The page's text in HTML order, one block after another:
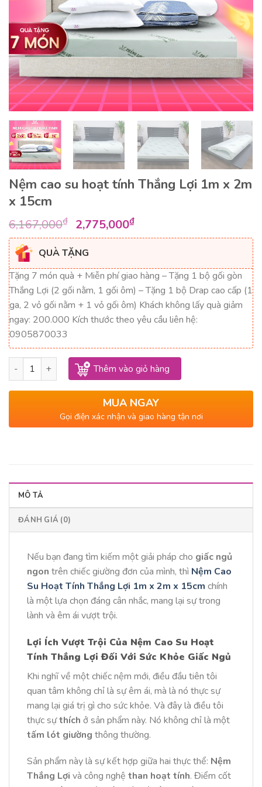
Nệm cao su hoạt tính Thắng Lợi 1m x 2m
x 15cm
6,167,000₫ Giá
gốc
là:
6,167,000₫.
2,775,000₫Giá
hiện
là:
2,775,000₫.
QUÀ TẶNG
Tặng 7 món quà + Miễn phí giao hàng – Tặng 1 bộ gối gòn
Thắng Lợi (2 gối nằm, 1 gối ôm) – Tặng 1 bộ Drap cao cấp (1
ga, 2 vỏ gối nằm + 1 vỏ gối ôm) Khách không lấy quà giảm
ngay: 200.000 Kích thước theo yêu cầu liên hệ:
0905870033
Nệm cao su hoạt tính Thắng Lợi 1m x 2m x 15cm số lượng
Thêm vào giỏ hàng
MUA NGAY
Gọi điện xác nhận và giao hàng tận nơi
MÔ TẢ
ĐÁNH GIÁ (0)
Nếu bạn đang tìm kiếm một giải pháp cho giấc ngủ
ngon trên chiếc giường đơn của mình, thì Nệm Cao
Su Hoạt Tính Thắng Lợi 1m x 2m x 15cm chính
là một lựa chọn đáng cân nhắc, mang lại sự trong
lành và êm ái vượt trội.
Lợi Ích Vượt Trội Của Nệm Cao Su Hoạt
Tính Thắng Lợi Đối Với Sức Khỏe Giấc Ngủ
Khi nghĩ về một chiếc nệm mới, điều đầu tiên tôi
quan tâm không chỉ là sự êm ái, mà là nó thực sự
mang lại giá trị gì cho sức khỏe. Và đây là điều tôi
thực sựthích ở sản phẩm này. Nó không chỉ là một
tấm lót giường thông thường.
Sản phẩm này là sự kết hợp giữa hai thực thể: Nệm
Thắng Lợi và công nghệ than hoạt tính. Điểm cốt